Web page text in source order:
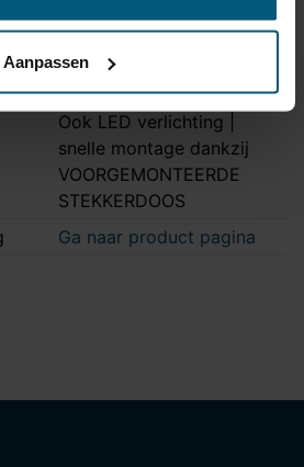
Aanpassen
45-60 min.
Ook LED verlichting |
snelle montage dankzij
VOORGEMONTEERDE
STEKKERDOOS
Ga naar product pagina